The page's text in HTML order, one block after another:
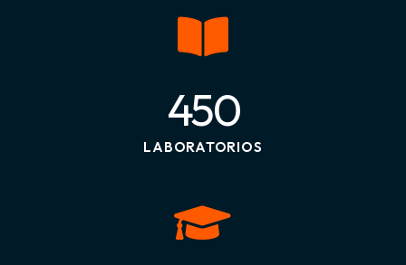
450
LABORATORIOS